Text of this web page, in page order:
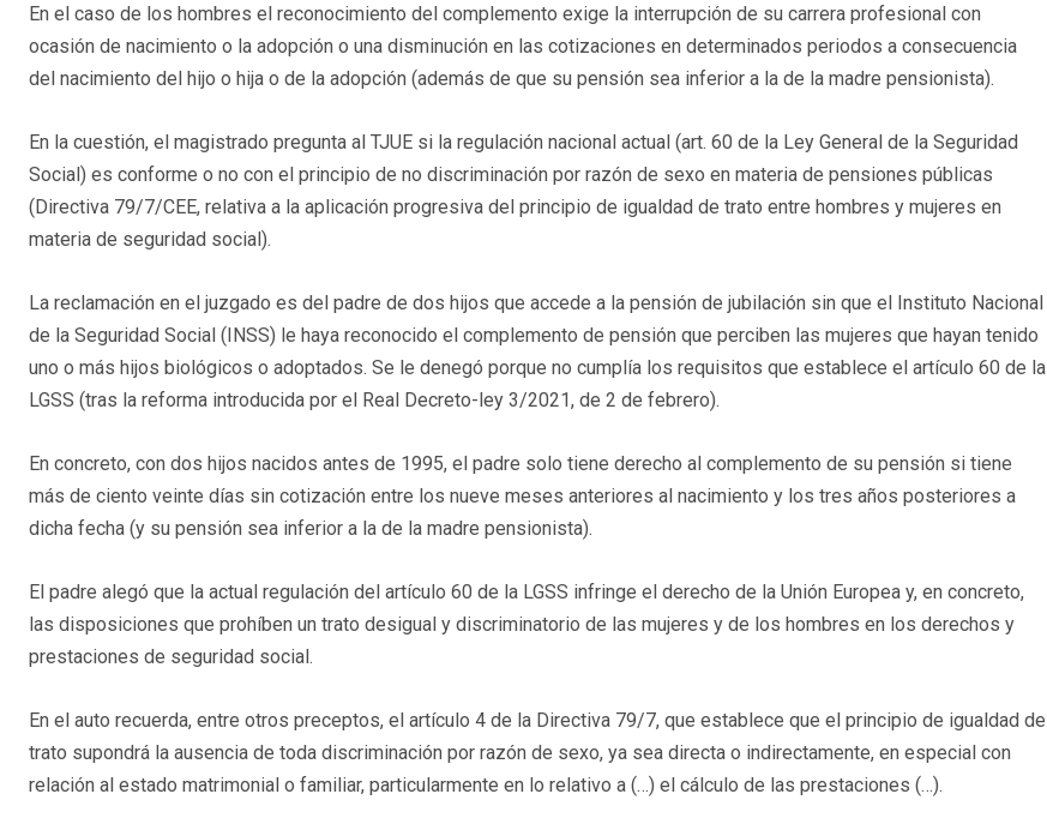
En el caso de los hombres el reconocimiento del complemento exige la interrupción de su carrera profesional con
ocasión de nacimiento o la adopción o una disminución en las cotizaciones en determinados periodos a consecuencia
del nacimiento del hijo o hija o de la adopción (además de que su pensión sea inferior a la de la madre pensionista).
En la cuestión, el magistrado pregunta al TJUE si la regulación nacional actual (art. 60 de la Ley General de la Seguridad
Social) es conforme o no con el principio de no discriminación por razón de sexo en materia de pensiones públicas
(Directiva 79/7/CEE, relativa a la aplicación progresiva del principio de igualdad de trato entre hombres y mujeres en
materia de seguridad social).
La reclamación en el juzgado es del padre de dos hijos que accede a la pensión de jubilación sin que el Instituto Nacional
de la Seguridad Social (INSS) le haya reconocido el complemento de pensión que perciben las mujeres que hayan tenido
uno o más hijos biológicos o adoptados. Se le denegó porque no cumplía los requisitos que establece el artículo 60 de la
LGSS (tras la reforma introducida por el Real Decreto-ley 3/2021, de 2 de febrero).
En concreto, con dos hijos nacidos antes de 1995, el padre solo tiene derecho al complemento de su pensión si tiene
más de ciento veinte días sin cotización entre los nueve meses anteriores al nacimiento y los tres años posteriores a
dicha fecha (y su pensión sea inferior a la de la madre pensionista).
El padre alegó que la actual regulación del artículo 60 de la LGSS infringe el derecho de la Unión Europea y, en concreto,
las disposiciones que prohíben un trato desigual y discriminatorio de las mujeres y de los hombres en los derechos y
prestaciones de seguridad social.
En el auto recuerda, entre otros preceptos, el artículo 4 de la Directiva 79/7, que establece que el principio de igualdad de
trato supondrá la ausencia de toda discriminación por razón de sexo, ya sea directa o indirectamente, en especial con
relación al estado matrimonial o familiar, particularmente en lo relativo a (…) el cálculo de las prestaciones (…).